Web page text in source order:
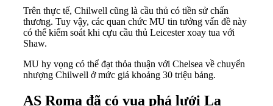
Trên thực tế, Chilwell cũng là cầu thủ có tiền sử chấn
thương. Tuy vậy, các quan chức MU tin tưởng vấn đề này
có thể kiểm soát khi cựu cầu thủ Leicester xoay tua với
Shaw.
MU hy vọng có thể đạt thỏa thuận với Chelsea về chuyển
nhượng Chilwell ở mức giá khoảng 30 triệu bảng.
AS Roma đã có vua phá lưới La